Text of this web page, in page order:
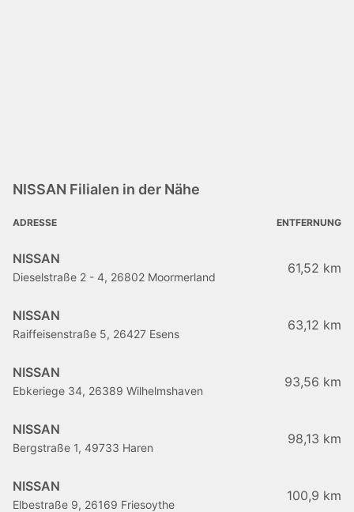
NISSAN Filialen in der Nähe
ADRESSE ENTFERNUNG
NISSAN
Dieselstraße 2 - 4, 26802 Moormerland
61,52 km
NISSAN
Raiffeisenstraße 5, 26427 Esens
63,12 km
NISSAN
Ebkeriege 34, 26389 Wilhelmshaven
93,56 km
NISSAN
Bergstraße 1, 49733 Haren
98,13 km
NISSAN
Elbestraße 9, 26169 Friesoythe
100,9 km